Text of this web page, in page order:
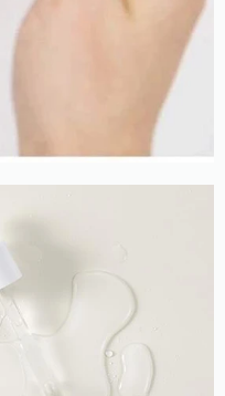
бар'єрні функції
менш уразливою до дії
полину, що рясніє